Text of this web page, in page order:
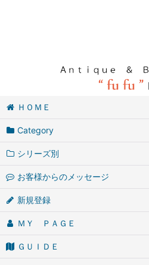
ＨＯＭＥ
Category
シリーズ別
お客様からのメッセージ
新規登録
ＭＹ ＰＡＧＥ
ＧＵＩＤＥ